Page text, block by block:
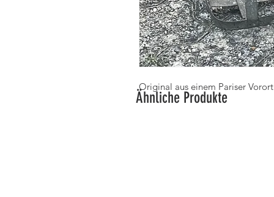
Original aus einem Pariser Vorort
Ähnliche Produkte